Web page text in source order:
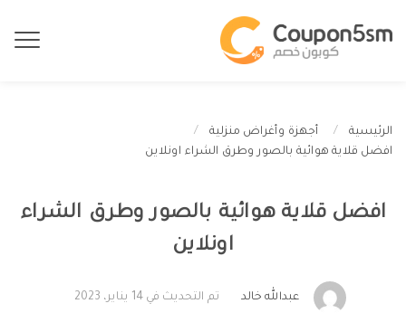
الرئيسية
أجهزة وأغراض منزلية
افضل قلاية هوائية بالصور وطرق الشراء اونلاين
افضل قلاية هوائية بالصور وطرق الشراء
اونلاين
عبدالله خالد تم التحديث في 14 يناير، 2023